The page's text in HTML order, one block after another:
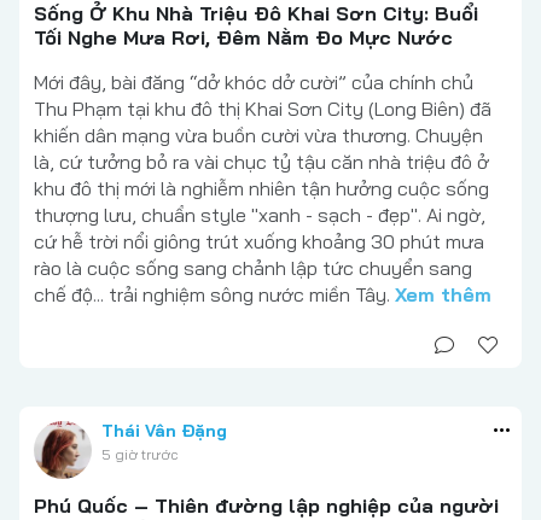
Sống Ở Khu Nhà Triệu Đô Khai Sơn City: Buổi
Tối Nghe Mưa Rơi, Đêm Nằm Đo Mực Nước
Mới đây, bài đăng “dở khóc dở cười” của chính chủ
Thu Phạm tại khu đô thị Khai Sơn City (Long Biên) đã
khiến dân mạng vừa buồn cười vừa thương. Chuyện
là, cứ tưởng bỏ ra vài chục tỷ tậu căn nhà triệu đô ở
khu đô thị mới là nghiễm nhiên tận hưởng cuộc sống
thượng lưu, chuẩn style "xanh - sạch - đẹp". Ai ngờ,
cứ hễ trời nổi giông trút xuống khoảng 30 phút mưa
rào là cuộc sống sang chảnh lập tức chuyển sang
chế độ... trải nghiệm sông nước miền Tây. Xem thêm
Thái Vân Đặng
5 giờ trước
Phú Quốc – Thiên đường lập nghiệp của người